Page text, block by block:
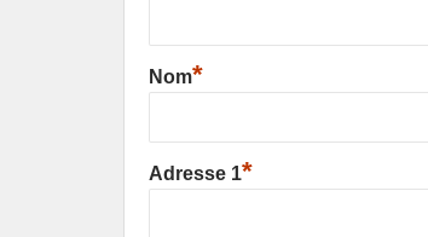
Nom*
Adresse 1*